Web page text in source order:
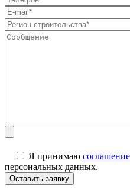
Я принимаю
персональных данных.